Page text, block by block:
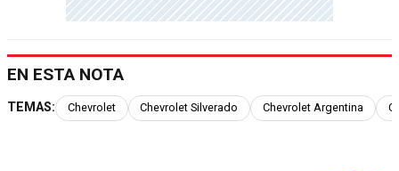
EN ESTA NOTA
TEMAS: Chevrolet Chevrolet Silverado Chevrolet Argentina